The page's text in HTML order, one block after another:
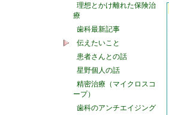
理想とかけ離れた保険治
療
歯科最新記事
伝えたいこと
患者さんとの話
星野個人の話
精密治療（マイクロスコ
ープ）
歯科のアンチエイジング